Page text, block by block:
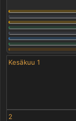
Kesäkuu 1
2